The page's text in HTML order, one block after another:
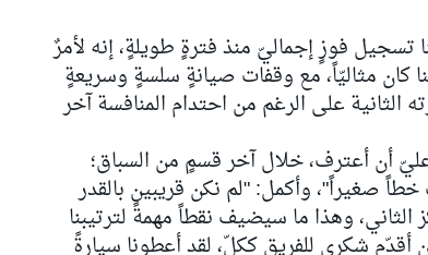
تسجيل فوزٍ إجماليّ منذ فترةٍ طويلةٍ، إنه لأمرٌ
كان مثاليّاً، مع وقفات صيانةٍ سلسةٍ وسريعةٍ
على الرغم من احتدام المنافسة آخر
أن أعترف، خلال آخر قسمٍ من السباق؛
خطاً صغيراً"، وأكمل: "لم نكن قريبين بالقدر
الثاني، وهذا ما سيضيف نقطاً مهمةً لترتيبنا
أقدّم شكري للفريق ككلّ، لقد أعطونا سيارةً